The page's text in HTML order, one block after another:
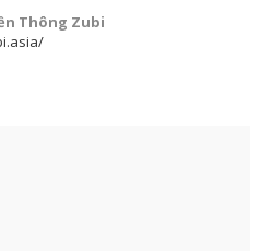
Thông Zubi